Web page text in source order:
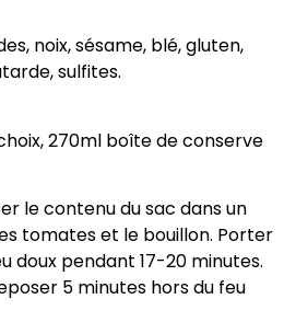
noix, sésame, blé, gluten,
sulfites.
270ml boîte de conserve
le contenu du sac dans un
tomates et le bouillon. Porter
doux pendant 17-20 minutes.
5 minutes hors du feu